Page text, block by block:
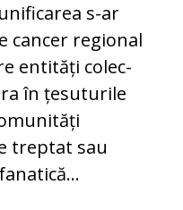
s-ar
cancer regional
entități colec­
în țesuturile
treptat sau